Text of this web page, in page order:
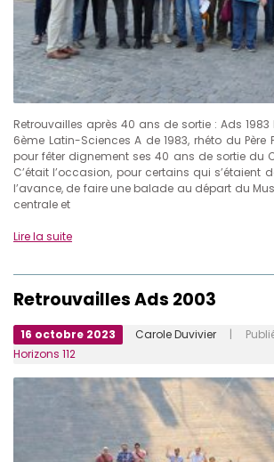
Retrouvailles après 40 ans de sortie : Ads 1983
6ème Latin-Sciences A de 1983, rhéto du Père
pour fêter dignement ses 40 ans de sortie du
C’était l’occasion, pour certains qui s’étaient
l’avance, de faire une balade au départ du
centrale et
Lire la suite
Retrouvailles Ads 2003
16 octobre 2023 Carole Duvivier |
Horizons 112